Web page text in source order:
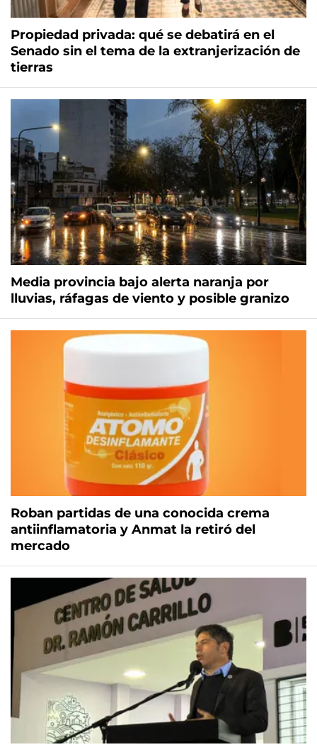
Propiedad privada: qué se debatirá en el
Senado sin el tema de la extranjerización de
tierras
Media provincia bajo alerta naranja por
lluvias, ráfagas de viento y posible granizo
Roban partidas de una conocida crema
antiinflamatoria y Anmat la retiró del
mercado